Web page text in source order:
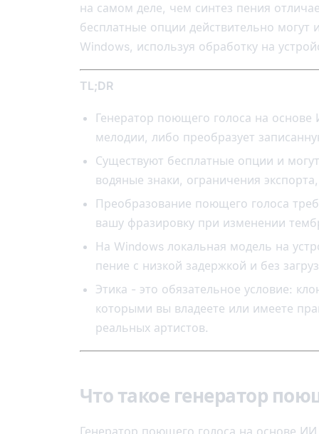
на самом деле, чем синтез пения
бесплатные опции действительно
Windows, используя обработку на
TL;DR
Генератор поющего голоса на
мелодии, либо преобразует
Существуют бесплатные опции и
водяные знаки, ограничения
Преобразование поющего голоса
вашу фразировку при изменении
На Windows локальная модель на
пение с низкой задержкой и без
Этика - это обязательное условие:
которыми вы владеете или имеете
реальных артистов.
Что такое генератор
Генератор поющего голоса на основе